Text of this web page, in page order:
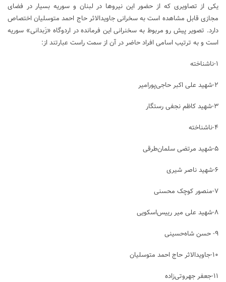
یکی از تصاویری که از حضور این نیروها در لبنان و سوریه بسیار در فضای
مجازی قابل مشاهده است به سخرانی جاویدالاثر حاج احمد متوسلیان اختصاص
دارد. تصویر پیش رو مربوط به سخنرانی این فرمانده در اردوگاه «زَبدانی» سوریه
است و به ترتیب اسامی افراد حاضر در آن از سمت راست عبارتند از:
۱-ناشناخته
۲-شهید علی اکبر حاجی‌پورامیر
۳-شهید کاظم نجفی رستگار
۴-ناشناخته
۵-شهید مرتضی سلمان‌طرقی
۶-شهید ناصر شیری
۷-منصور کوچک محسنی
۸-شهید علی میر رییس‌اسکویی
۹- حسن شاه‌حسینی
۱۰-جاویدالاثر حاج احمد متوسلیان
۱۱-جعفر جهروتی‌زاده